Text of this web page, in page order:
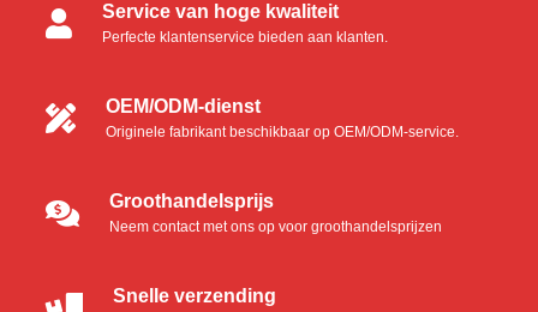
Service van hoge kwaliteit
Perfecte klantenservice bieden aan klanten.
OEM/ODM-dienst
Originele fabrikant beschikbaar op OEM/ODM-service.
Groothandelsprijs
Neem contact met ons op voor groothandelsprijzen
Snelle verzending